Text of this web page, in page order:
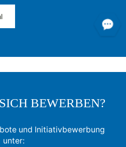
BEWERBEN?
und Initiativbewerbung
unter: